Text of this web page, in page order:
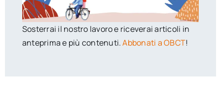
Sosterrai il nostro lavoro e riceverai articoli in
anteprima e più contenuti.Abbonati a OBCT!